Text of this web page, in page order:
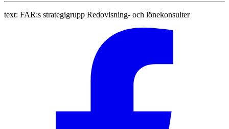
text: FAR:s strategigrupp Redovisning- och lönekonsulter